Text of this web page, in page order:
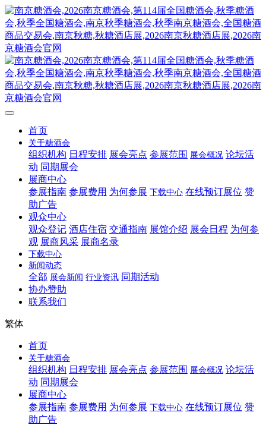
首页
关于糖酒会
组织机构 日程安排 展会亮点 参展范围 展会概况 论坛活
动 同期展会
展商中心
参展指南 参展费用 为何参展 下载中心 在线预订展位 赞
助广告
观众中心
观众登记 酒店住宿 交通指南 展馆介绍 展会日程 为何参
观 展商风采 展商名录
下载中心
新闻动态
全部 展会新闻 行业资讯 同期活动
协办赞助
联系我们
繁体
首页
关于糖酒会
组织机构 日程安排 展会亮点 参展范围 展会概况 论坛活
动 同期展会
展商中心
参展指南 参展费用 为何参展 下载中心 在线预订展位 赞
助广告